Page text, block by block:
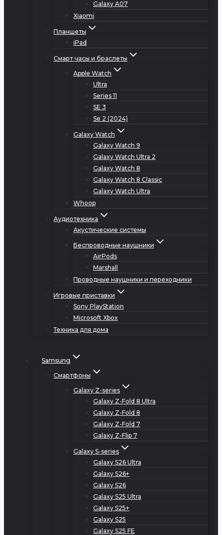
Galaxy A07
Xiaomi
Планшеты
iPad
Смарт часы и браслеты
Apple Watch
Ultra
Series 11
SE 3
Se 2 (2024)
Galaxy Watch
Galaxy Watch 9
Galaxy Watch Ultra 2
Galaxy Watch 8
Galaxy Watch 8 Classic
Galaxy Watch Ultra
Whoop
Аудиотехника
Акустические системы
Беспроводные наушники
AirPods
Marshall
Проводные наушники и переходники
Игровые приставки
Sony PlayStation
Microsoft Xbox
Техника для дома
Samsung
Смартфоны
Galaxy Z-series
Galaxy Z-Fold 8 Ultra
Galaxy Z-Fold 8
Galaxy Z-Fold 7
Galaxy Z-Flip 7
Galaxy S-series
Galaxy S26 Ultra
Galaxy S26+
Galaxy S26
Galaxy S25 Ultra
Galaxy S25+
Galaxy S25
Galaxy S25 FE